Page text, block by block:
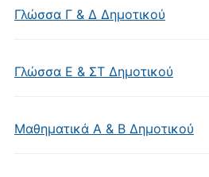
Γλώσσα Γ & Δ Δημοτικού
Γλώσσα Ε & ΣΤ Δημοτικού
Μαθηματικά Α & Β Δημοτικού